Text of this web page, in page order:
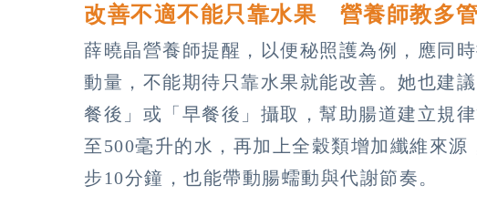
改善不適不能只靠水果 營養師教多
薛曉晶營養師提醒，以便秘照護為例，應同
動量，不能期待只靠水果就能改善。她也建
餐後」或「早餐後」攝取，幫助腸道建立規
至500毫升的水，再加上全穀類增加纖維來
步10分鐘，也能帶動腸蠕動與代謝節奏。